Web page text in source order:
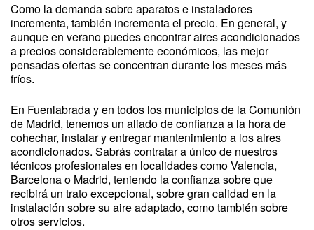
Como la demanda sobre aparatos e instaladores
incrementa, también incrementa el precio. En general, y
aunque en verano puedes encontrar aires acondicionados
a precios considerablemente económicos, las mejor
pensadas ofertas se concentran durante los meses más
fríos.
En Fuenlabrada y en todos los municipios de la Comunión
de Madrid, tenemos un aliado de confianza a la hora de
cohechar, instalar y entregar mantenimiento a los aires
acondicionados. Sabrás contratar a único de nuestros
técnicos profesionales en localidades como Valencia,
Barcelona o Madrid, teniendo la confianza sobre que
recibirá un trato excepcional, sobre gran calidad en la
instalación sobre su aire adaptado, como también sobre
otros servicios.